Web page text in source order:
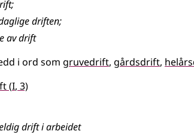
;
driften;
avdrift
i ord som gruvedrift gårdsdrift
(1
I, 3)
drift i arbeidet